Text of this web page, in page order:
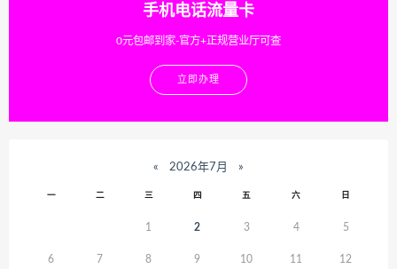
手机电话流量卡
0元包邮到家-官方+正规营业厅可查
立即办理
« 2026年7月 »
一 二 三 四 五 六 日
1 2 3 4 5
6 7 8 9 10 11 12